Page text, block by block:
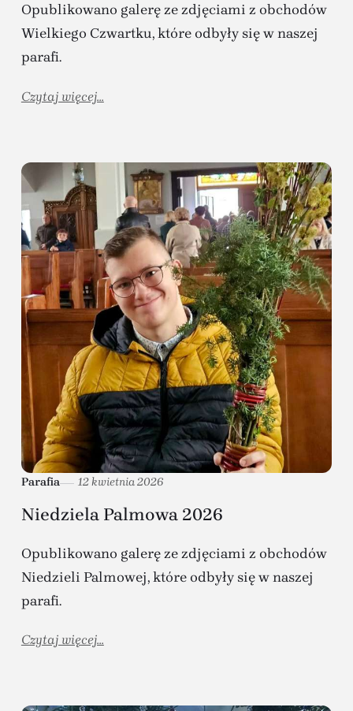
Opublikowano galerę ze zdjęciami z obchodów
Wielkiego Czwartku, które odbyły się w naszej
parafi.
Czytaj więcej...
Parafia 12 kwietnia 2026
Niedziela Palmowa 2026
Opublikowano galerę ze zdjęciami z obchodów
Niedzieli Palmowej, które odbyły się w naszej
parafi.
Czytaj więcej...